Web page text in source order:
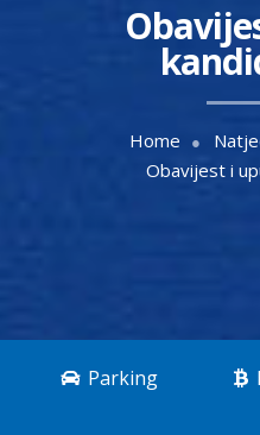
Home
Obavijest i
Parking